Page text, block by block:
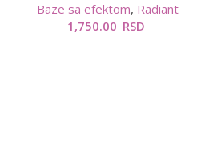
Baze sa efektom, Radiant
1,750.00 RSD